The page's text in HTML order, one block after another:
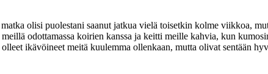
olisi puolestani saanut jatkua vielä toisetkin kolme viikkoa,
odottamassa koirien kanssa ja keitti meille kahvia, kun
ikävöineet meitä kuulemma ollenkaan, mutta olivat sentään